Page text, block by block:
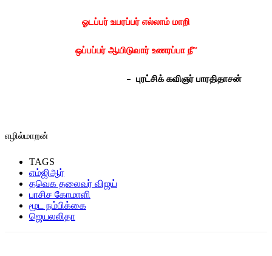
ஓடப்பர் உயரப்பர் எல்லாம் மாறி
ஒப்பப்பர் ஆயிடுவார் உணரப்பா நீ”
– புரட்சிக் கவிஞர் பாரதிதாசன்
எழில்மாறன்
TAGS
எம்ஜிஆர்
தவெக தலைவர் விஜய்
பாசிச கோமாளி
மூட நம்பிக்கை
ஜெயலலிதா